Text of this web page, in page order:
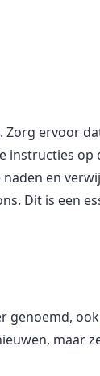
ervoor
instructies
en
Dit is een
genoemd,
maar